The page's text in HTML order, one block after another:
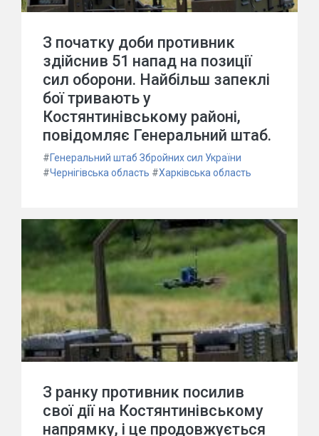
З початку доби противник
здійснив 51 напад на позиції
сил оборони. Найбільш запеклі
бої тривають у
Костянтинівському районі,
повідомляє Генеральний штаб.
#Генеральний штаб Збройних сил України
#Чернігівська область #Харківська область
З ранку противник посилив
свої дії на Костянтинівському
напрямку, і це продовжується